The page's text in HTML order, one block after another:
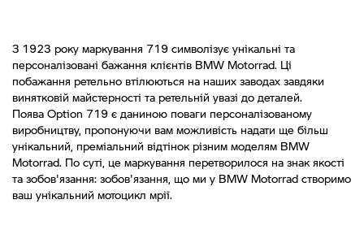
З 1923 року маркування 719 символізує унікальні та
персоналізовані бажання клієнтів BMW Motorrad. Ці
побажання ретельно втілюються на наших заводах завдяки
винятковій майстерності та ретельній увазі до деталей.
Поява Option 719 є даниною поваги персоналізованому
виробництву, пропонуючи вам можливість надати ще більш
унікальний, преміальний відтінок різним моделям BMW
Motorrad. По суті, це маркування перетворилося на знак якості
та зобов'язання: зобов'язання, що ми у BMW Motorrad створимо
ваш унікальний мотоцикл мрії.